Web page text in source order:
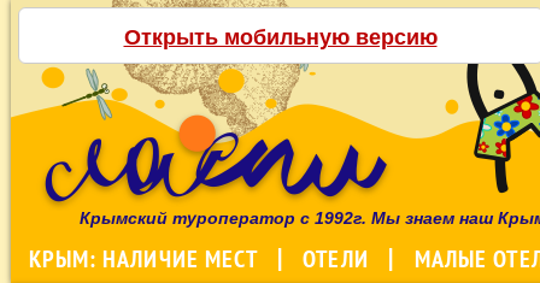
Открыть мобильную версию
Крымский туроператор с 1992г. Мы знаем наш
КРЫМ: НАЛИЧИЕ МЕСТ ОТЕЛИ МАЛЫЕ